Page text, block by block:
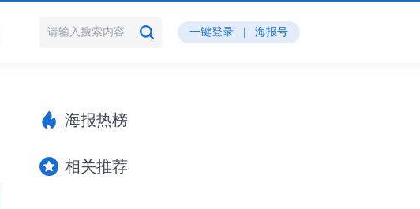
一键登录 海报号
海报热榜
相关推荐